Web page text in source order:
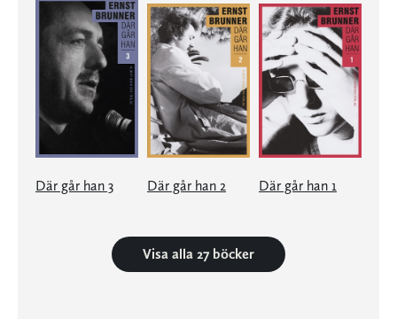
Där går han 3 Där går han 2 Där går han 1
Visa alla 27 böcker